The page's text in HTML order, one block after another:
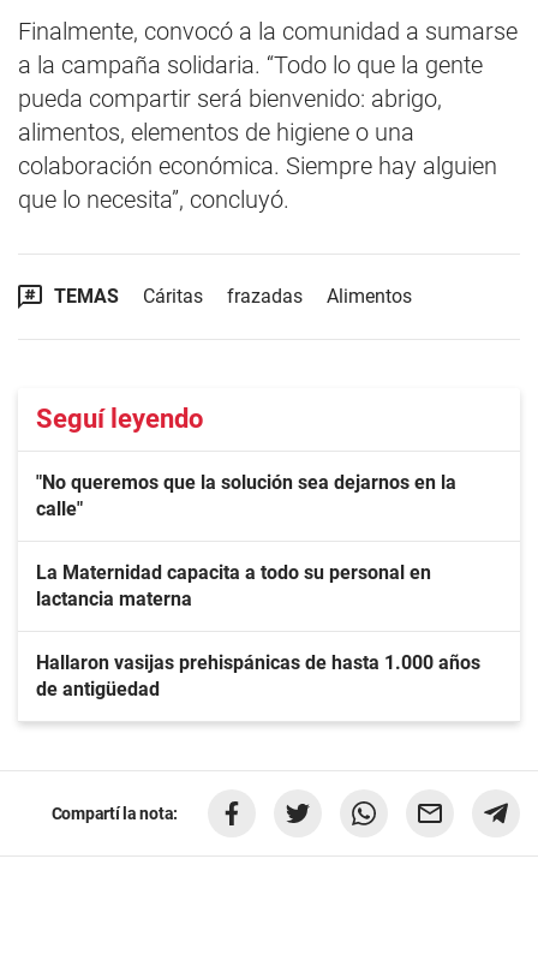
Finalmente, convocó a la comunidad a sumarse
a la campaña solidaria. “Todo lo que la gente
pueda compartir será bienvenido: abrigo,
alimentos, elementos de higiene o una
colaboración económica. Siempre hay alguien
que lo necesita”, concluyó.
TEMAS Cáritas frazadas Alimentos
Seguí leyendo
"No queremos que la solución sea dejarnos en la
calle"
La Maternidad capacita a todo su personal en
lactancia materna
Hallaron vasijas prehispánicas de hasta 1.000 años
de antigüedad
Compartí la nota: